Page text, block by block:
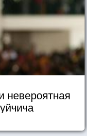
невероятная